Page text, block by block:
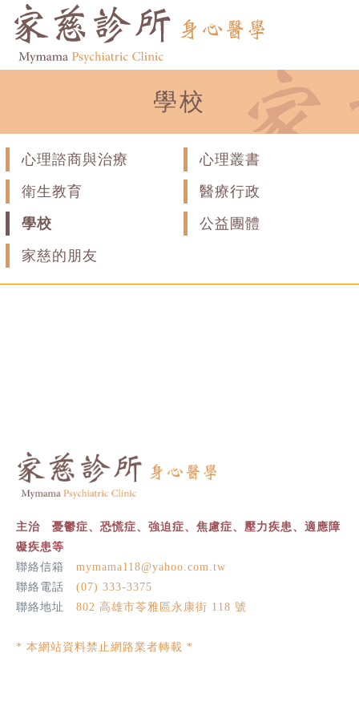
學校
心理諮商與治療
心理叢書
衛生教育
醫療行政
學校
公益團體
家慈的朋友
主治 憂鬱症、恐慌症、強迫症、焦慮症、壓力疾患、適應障
礙疾患等
聯絡信箱 mymama118@yahoo.com.tw
聯絡電話 (07) 333-3375
聯絡地址 802 高雄市苓雅區永康街 118 號
* 本網站資料禁止網路業者轉載 *